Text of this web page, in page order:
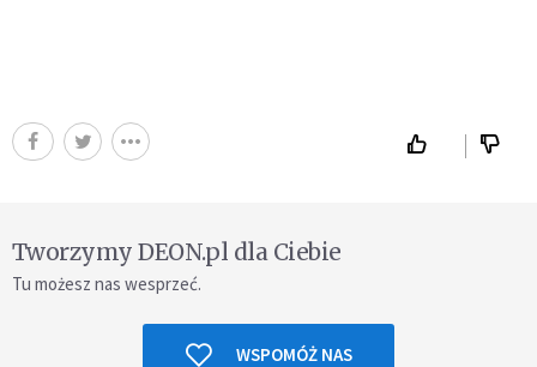
Tworzymy DEON.pl dla Ciebie
Tu możesz nas wesprzeć.
WSPOMÓŻ NAS